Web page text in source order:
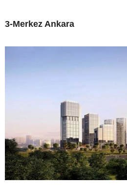
3-Merkez Ankara